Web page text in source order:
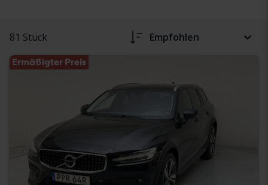
81 Stück Empfohlen
Ermäßigter Preis